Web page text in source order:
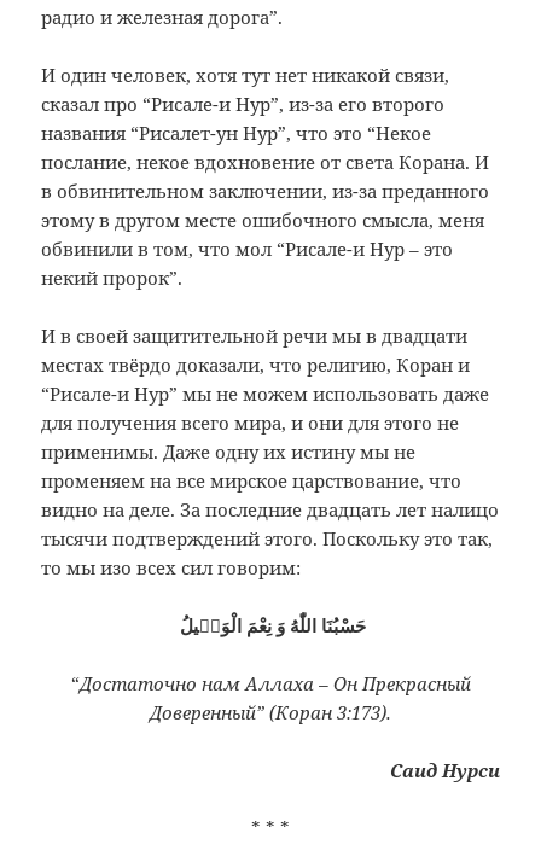
радио и железная дорога”.
И один человек, хотя тут нет никакой связи,
сказал про “Рисале-и Нур”, из-за его второго
названия “Рисалет-ун Нур”, что это “Некое
послание, некое вдохновение от света Корана. И
в обвинительном заключении, из-за преданного
этому в другом месте ошибочного смысла, меня
обвинили в том, что мол “Рисале-и Нур – это
некий пророк”.
И в своей защитительной речи мы в двадцати
местах твёрдо доказали, что религию, Коран и
“Рисале-и Нур” мы не можем использовать даже
для получения всего мира, и они для этого не
применимы. Даже одну их истину мы не
променяем на все мирское царствование, что
видно на деле. За последние двадцать лет налицо
тысячи подтверждений этого. Поскольку это так,
то мы изо всех сил говорим:
حَسْبُنَا اللّٰهُ وَ نِعْمَ الْوَكٖيلُ
“Достаточно нам Аллаха – Он Прекрасный
Доверенный” (Коран 3:173).
Саид Нурси
* * *